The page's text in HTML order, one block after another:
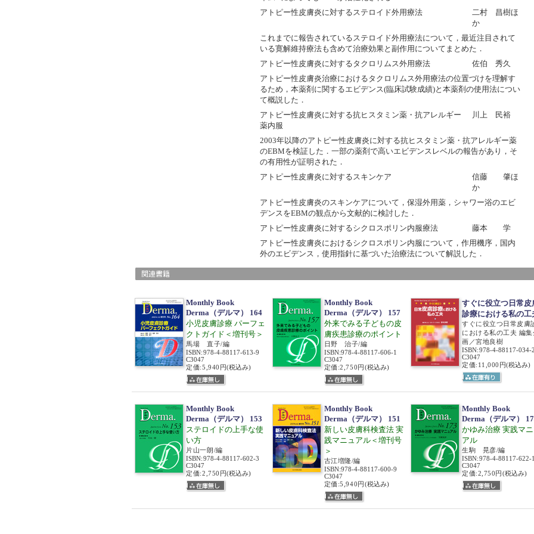
アトピー性皮膚炎に対するステロイド外用療法
二村 昌樹ほ
か
これまでに報告されているステロイド外用療法について，最近注目されて
いる寛解維持療法も含めて治療効果と副作用についてまとめた．
アトピー性皮膚炎に対するタクロリムス外用療法
佐伯 秀久
アトピー性皮膚炎治療におけるタクロリムス外用療法の位置づけを理解す
るため，本薬剤に関するエビデンス(臨床試験成績)と本薬剤の使用法につい
て概説した．
アトピー性皮膚炎に対する抗ヒスタミン薬・抗アレルギー
薬内服
川上 民裕
2003年以降のアトピー性皮膚炎に対する抗ヒスタミン薬・抗アレルギー薬
のEBMを検証した．一部の薬剤で高いエビデンスレベルの報告があり，そ
の有用性が証明された．
アトピー性皮膚炎に対するスキンケア
信藤 肇ほ
か
アトピー性皮膚炎のスキンケアについて，保湿外用薬，シャワー浴のエビ
デンスをEBMの観点から文献的に検討した．
アトピー性皮膚炎に対するシクロスポリン内服療法
藤本 学
アトピー性皮膚炎におけるシクロスポリン内服について，作用機序，国内
外のエビデンス，使用指針に基づいた治療法について解説した．
Monthly Book
Derma（デルマ） 164
小児皮膚診療 パーフェ
クトガイド＜増刊号＞
馬場 直子/編
ISBN:978-4-88117-613-9
C3047
定価:5,940円(税込み)
Monthly Book
Derma（デルマ） 157
外来でみる子どもの皮
膚疾患診療のポイント
日野 治子/編
ISBN:978-4-88117-606-1
C3047
定価:2,750円 (税込み)
すぐに役立つ日常皮
診療における私の工
すぐに役立つ日常皮膚
における私の工夫 編集
画／宮地良樹
ISBN:978-4-88117-034-2
C3047
定価:11,000円(税込み)
Monthly Book
Derma（デルマ） 153
ステロイドの上手な使
い方
片山一朗/編
ISBN:978-4-88117-602-3
C3047
定価:2,750円(税込み)
Monthly Book
Derma（デルマ） 151
新しい皮膚科検査法 実
践マニュアル＜増刊号
＞
古江増隆/編
ISBN:978-4-88117-600-9
C3047
定価:5,940円 (税込み)
Monthly Book
Derma（デルマ）
かゆみ治療 実践マニ
アル
生駒 晃彦/編
ISBN:978-4-88117-622-1
C3047
定価:2,750円 (税込み)